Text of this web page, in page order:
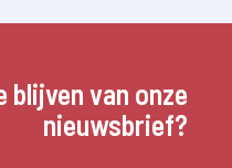
blijven van onze
nieuwsbrief?